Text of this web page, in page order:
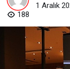
1 Aralık
188